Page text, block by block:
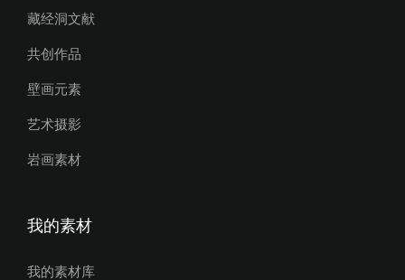
藏经洞文献
共创作品
壁画元素
艺术摄影
岩画素材
我的素材
我的素材库